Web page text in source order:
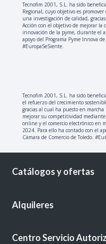
Tecnofim 2001, S.L. ha sido
Regional, cuyo objetivo es
una investigación de calidad,
Acción con el objetivo de mejorar la
innovación de la pyme, durante el
apoyo del Programa Pyme Innova
#EuropaSeSiente.
Tecnofim 2001, S.L. ha sido
el refuerzo del crecimiento
gracias al cual ha puesto en
mejorar su competitividad
online y el comercio electrónico en
2024. Para ello ha contado con el
Cámara de Comercio de Toledo.
Catálogos y ofertas
Alquileres
Centro Servicio